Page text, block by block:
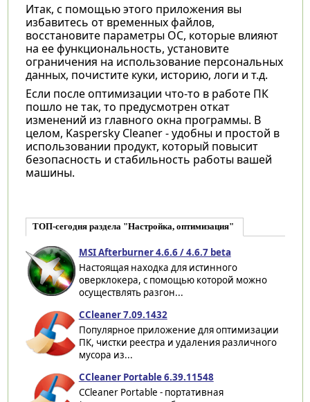
Итак, с помощью этого приложения вы
избавитесь от временных файлов,
восстановите параметры ОС, которые влияют
на ее функциональность, установите
ограничения на использование персональных
данных, почистите куки, историю, логи и т.д.
Если после оптимизации что-то в работе ПК
пошло не так, то предусмотрен откат
изменений из главного окна программы. В
целом, Kaspersky Cleaner - удобны и простой в
использовании продукт, который повысит
безопасность и стабильность работы вашей
машины.
ТОП-сегодня раздела "Настройка, оптимизация"
MSI Afterburner 4.6.6 / 4.6.7 beta
Настоящая находка для истинного
оверклокера, с помощью которой можно
осуществлять разгон...
CCleaner 7.09.1432
Популярное приложение для оптимизации
ПК, чистки реестра и удаления различного
мусора из...
CCleaner Portable 6.39.11548
CCleaner Portable - портативная